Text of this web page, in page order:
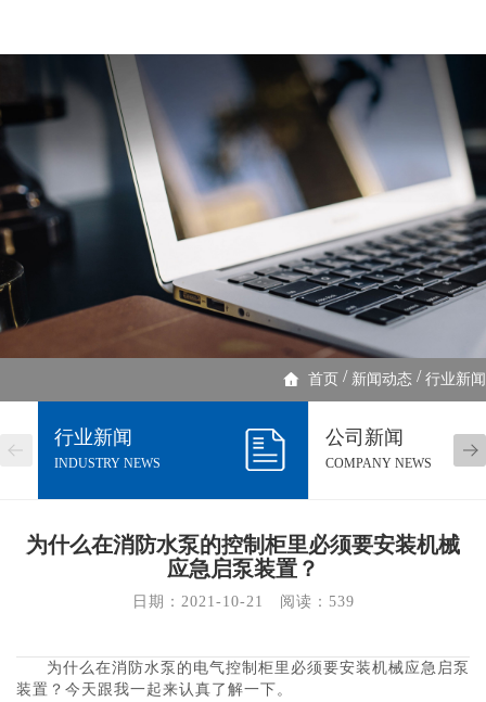
首页 / 新闻动态 / 行业新闻
行业新闻
INDUSTRY NEWS
公司新闻
COMPANY NEWS
为什么在消防水泵的控制柜里必须要安装机械
应急启泵装置？
日期：2021-10-21   阅读： 539
为什么在消防水泵的电气控制柜里必须要安装机械应急启泵
装置？今天跟我一起来认真了解一下。